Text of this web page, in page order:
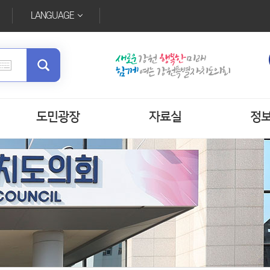
LANGUAGE
도민광장 자료실 정